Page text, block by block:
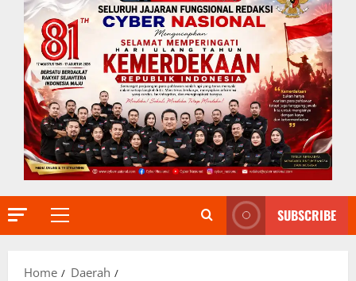
Primary
SUBSCRIBE
Home
Daerah